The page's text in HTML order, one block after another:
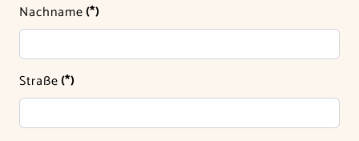
Nachname(*)
Straße(*)